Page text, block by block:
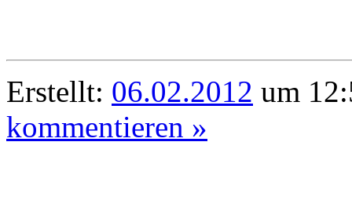
Erstellt: 06.02.2012 um
kommentieren »